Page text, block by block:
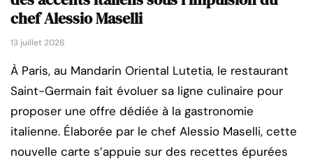
chef Alessio Maselli
13 juillet 2026
À Paris, au Mandarin Oriental Lutetia, le restaurant
Saint-Germain fait évoluer sa ligne culinaire pour
proposer une offre dédiée à la gastronomie
italienne. Élaborée par le chef Alessio Maselli, cette
nouvelle carte s’appuie sur des recettes épurées